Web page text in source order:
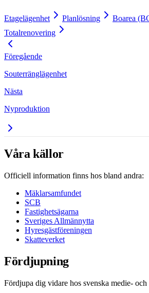
Etagelägenhet Planlösning Boarea
Totalrenovering
Föregående
Souterränglägenhet
Nästa
Nyproduktion
Våra källor
Officiell information finns hos bland andra:
Mäklarsamfundet
SCB
Fastighetsägarna
Sveriges Allmännytta
Hyresgästföreningen
Skatteverket
Fördjupning
Fördjupa dig vidare hos svenska medie-